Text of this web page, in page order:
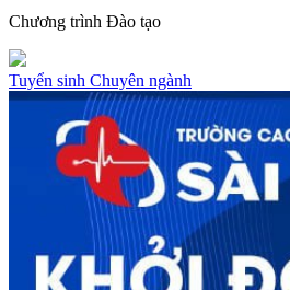
Chương trình Đào tạo
Tuyển sinh Chuyên ngành